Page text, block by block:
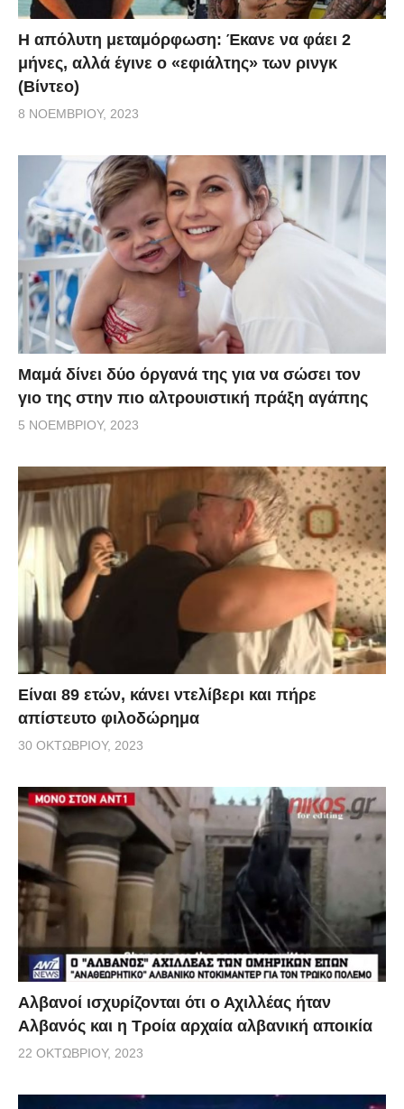
Η απόλυτη μεταμόρφωση: Έκανε να φάει 2
μήνες, αλλά έγινε ο «εφιάλτης» των ρινγκ
(Βίντεο)
8 ΝΟΕΜΒΡΊΟΥ, 2023
Μαμά δίνει δύο όργανά της για να σώσει τον
γιο της στην πιο αλτρουιστική πράξη αγάπης
5 ΝΟΕΜΒΡΊΟΥ, 2023
Είναι 89 ετών, κάνει ντελίβερι και πήρε
απίστευτο φιλοδώρημα
30 ΟΚΤΩΒΡΊΟΥ, 2023
Αλβανοί ισχυρίζονται ότι ο Αχιλλέας ήταν
Αλβανός και η Τροία αρχαία αλβανική αποικία
22 ΟΚΤΩΒΡΊΟΥ, 2023